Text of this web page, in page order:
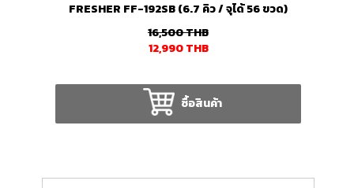
FRESHER FF-192SB (6.7 คิว / จุได้ 56 ขวด)
16,500THB
12,990THB
ซื้อสินค้า